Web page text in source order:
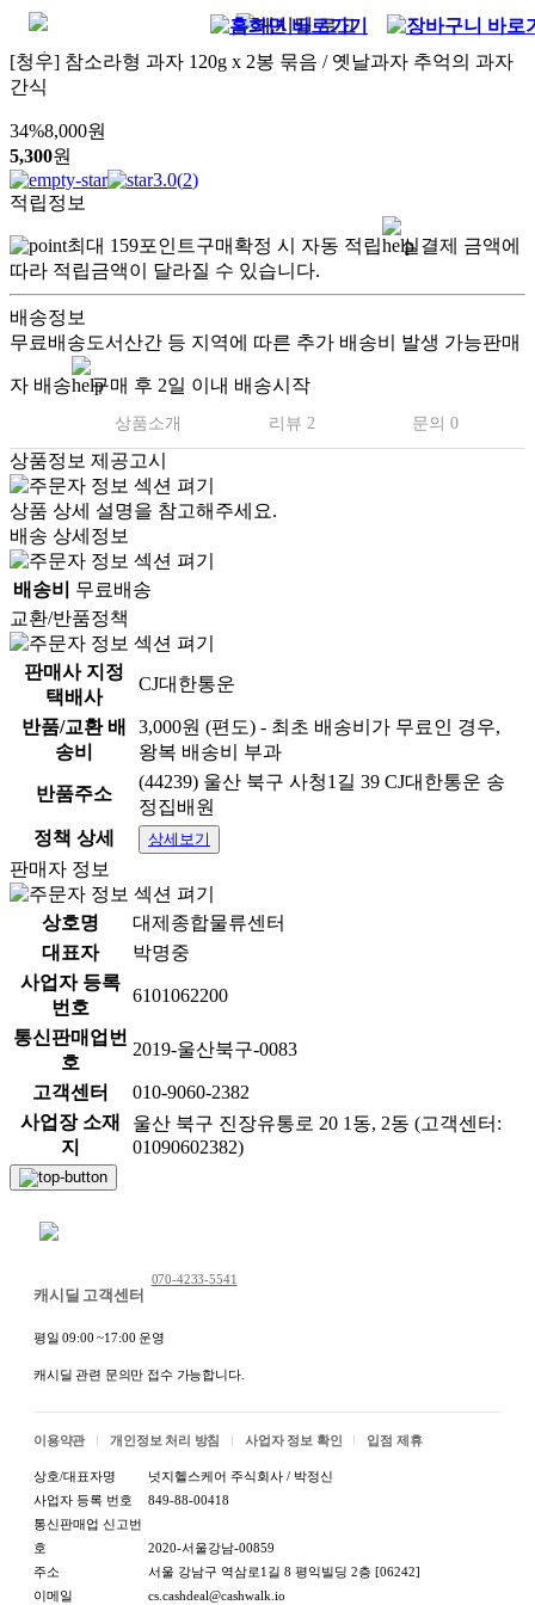
[청우] 참소라형 과자 120g x 2봉 묶음 / 옛날과자 추억의 과자
간식
34%8,000원
5,300원
3.0(2)
적립정보
최대 159포인트구매확정 시 자동 적립
실결제 금액에
따라 적립금액이 달라질 수 있습니다.
배송정보
무료배송도서산간 등 지역에 따른 추가 배송비 발생 가능판매
자 배송 구매 후 2일 이내 배송시작
상품소개 리뷰 2 문의 0
.
상품정보 제공고시
상품 상세 설명을 참고해주세요.
배송 상세정보
배송비
무료배송
교환/반품정책
판매사 지정
택배사
CJ대한통운
반품/교환 배
송비
3,000원 (편도) - 최초 배송비가 무료인 경우,
왕복 배송비 부과
반품주소
(44239) 울산 북구 사청1길 39 CJ대한통운 송
정집배원
정책 상세
상세보기
판매자 정보
상호명
대제종합물류센터
대표자
박명중
사업자 등록
번호
6101062200
통신판매업번
호
2019-울산북구-0083
고객센터
010-9060-2382
사업장 소재
지
울산 북구 진장유통로 20 1동, 2동 (고객센터:
01090602382)
캐시딜 고객센터
070-4233-5541
평일 09:00 ~17:00 운영
캐시딜 관련 문의만 접수 가능합니다.
이용약관 개인정보 처리 방침 사업자 정보 확인 입점 제휴
상호/대표자명
넛지헬스케어 주식회사 / 박정신
사업자 등록 번호
849-88-00418
통신판매업 신고번
호
2020-서울강남-00859
주소
서울 강남구 역삼로1길 8 평익빌딩 2층 [06242]
이메일
cs.cashdeal@cashwalk.io